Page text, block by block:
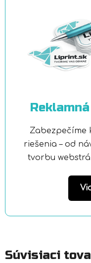
Zabezpečíme
riešenia – od
tvorbu
Súvisiaci